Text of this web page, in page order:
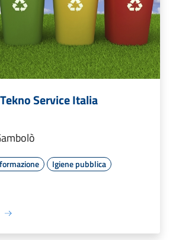
Service Italia
Igiene pubblica